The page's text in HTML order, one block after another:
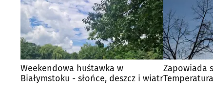
Weekendowa huśtawka w
Białymstoku - słońce, deszcz i wiatr
Zapowiada